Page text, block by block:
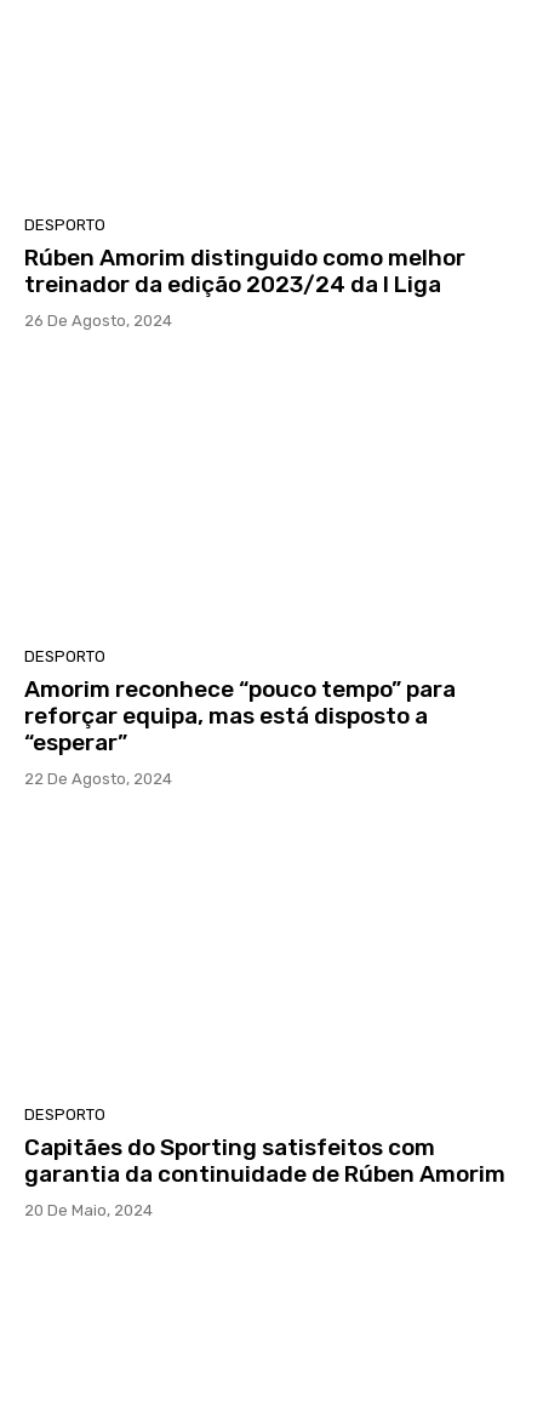
DESPORTO
Rúben Amorim distinguido como melhor
treinador da edição 2023/24 da I Liga
26 De Agosto, 2024
DESPORTO
Amorim reconhece “pouco tempo” para
reforçar equipa, mas está disposto a
“esperar”
22 De Agosto, 2024
DESPORTO
Capitães do Sporting satisfeitos com
garantia da continuidade de Rúben Amorim
20 De Maio, 2024